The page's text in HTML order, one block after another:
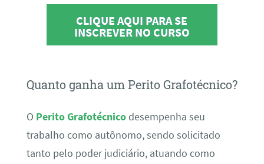
CLIQUE AQUI PARA SE
INSCREVER NO CURSO
Quanto ganha um Perito Grafotécnico?
O Perito Grafotécnicodesempenha seu
trabalho como autônomo, sendo solicitado
tanto pelo poder judiciário, atuando como